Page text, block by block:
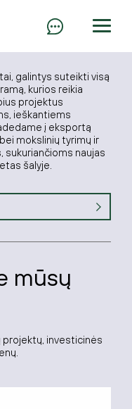
galintys suteikti visą
kurios reikia
projektus
ieškantiems
į eksportą
mokslinių tyrimų ir
naujas
šalyje.
mūsų
projektų, investicinės